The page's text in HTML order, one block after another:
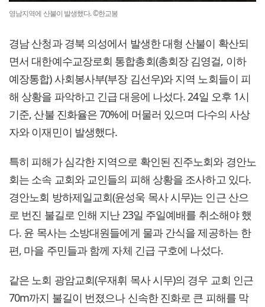
영남지역에 산불이 발생했다. ©한교봉
경남 산청과 경북 의성에서 발생한 대형 산불이 확산되
면서 대한예수교장로회 통합총회(총회장 김영걸, 이하
예장통합) 사회봉사부(부장 김선우)와 지역 노회들이 피
해 상황을 파악하고 긴급 대응에 나섰다. 24일 오후 1시
기준, 산불 진화율은 70%에 머물러 있으며 다수의 사상
자와 이재민이 발생했다.
특히 피해가 심각한 지역으로 확인된 진주노회와 경안노
회는 소속 교회와 교인들의 피해 상황을 조사하고 있다.
경안노회 방하제일교회(윤성욱 목사 시무)는 인근 산으
로 번진 불길로 인해 지난 23일 주일예배를 취소해야 했
다. 윤 목사는 소방대원들에게 물과 간식을 제공하는 한
편, 마을 주민들과 함께 자체 긴급 구호에 나섰다.
같은 노회 광암교회(우재휘 목사 시무)의 경우 교회 인근
70m까지 불길이 번졌으나 신속한 진화로 큰 피해를 막